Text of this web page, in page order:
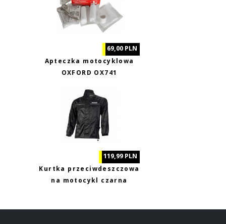
69,00 PLN
Apteczka motocyklowa
OXFORD OX741
119,99 PLN
Kurtka przeciwdeszczowa
na motocykl czarna